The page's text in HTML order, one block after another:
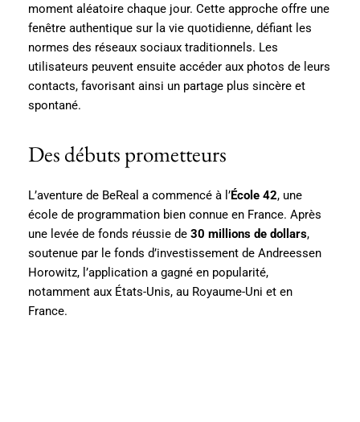
moment aléatoire chaque jour. Cette approche offre une
fenêtre authentique sur la vie quotidienne, défiant les
normes des réseaux sociaux traditionnels. Les
utilisateurs peuvent ensuite accéder aux photos de leurs
contacts, favorisant ainsi un partage plus sincère et
spontané.
Des débuts prometteurs
L’aventure de BeReal a commencé à l’École 42, une
école de programmation bien connue en France. Après
une levée de fonds réussie de 30 millions de dollars,
soutenue par le fonds d’investissement de Andreessen
Horowitz, l’application a gagné en popularité,
notamment aux États-Unis, au Royaume-Uni et en
France.